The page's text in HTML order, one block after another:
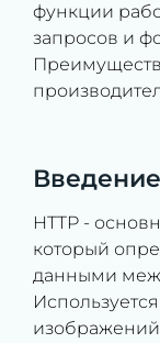
функции
запросов и
HTTP -
который
данными